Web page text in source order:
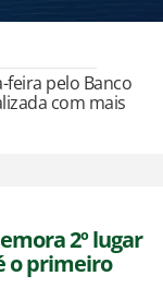
feira pelo Banco
com mais
2º lugar
o primeiro